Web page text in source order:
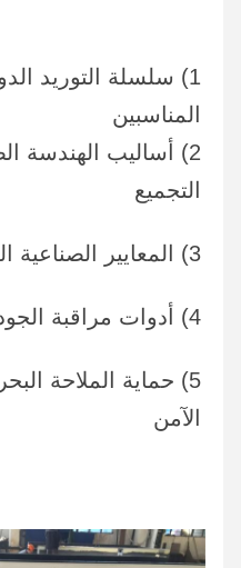
المناسبين
التجميع
3) المعايير الصناعية الدولية و SOP المعززة
4) أدوات مراقبة الجودة وضمانها
الآمن